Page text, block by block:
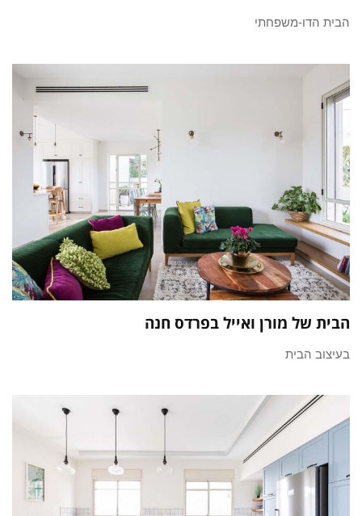
הבית הדו-משפחתי
הבית של מורן ואייל בפרדס חנה
בעיצוב הבית